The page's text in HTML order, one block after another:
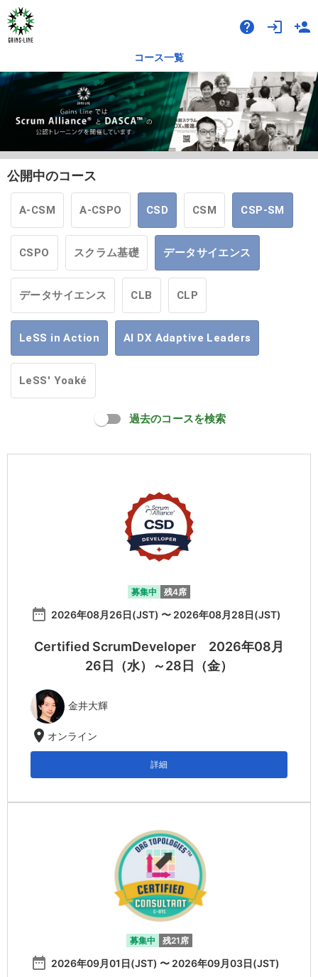
help login person_add
コース一覧
公開中のコース
A-CSM A-CSPO CSD CSM CSP-SM
CSPO スクラム基礎 データサイエンス
データサイエンス CLB CLP
LeSS in Action AI DX Adaptive Leaders
LeSS' Yoaké
過去のコースを検索
募集中 残4席
date_range 2026年08月26日(JST) 〜 2026年08月28日(JST)
Certified ScrumDeveloper 2026年08月
26日（水）～28日（金）
金井大輝
location_on オンライン
詳細
募集中 残21席
date_range 2026年09月01日(JST) 〜 2026年09月03日(JST)